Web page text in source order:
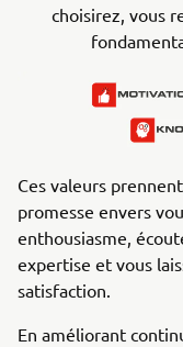
choisirez, vous
Ces valeurs
promesse envers
enthousiasme,
expertise et vous
satisfaction.
En améliorant